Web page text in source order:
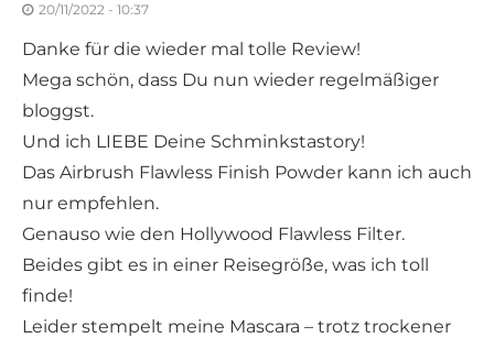
20/11/2022 - 10:37
Danke für die wieder mal tolle Review!
Mega schön, dass Du nun wieder regelmäßiger
bloggst.
Und ich LIEBE Deine Schminkstastory!
Das Airbrush Flawless Finish Powder kann ich auch
nur empfehlen.
Genauso wie den Hollywood Flawless Filter.
Beides gibt es in einer Reisegröße, was ich toll
finde!
Leider stempelt meine Mascara – trotz trockener